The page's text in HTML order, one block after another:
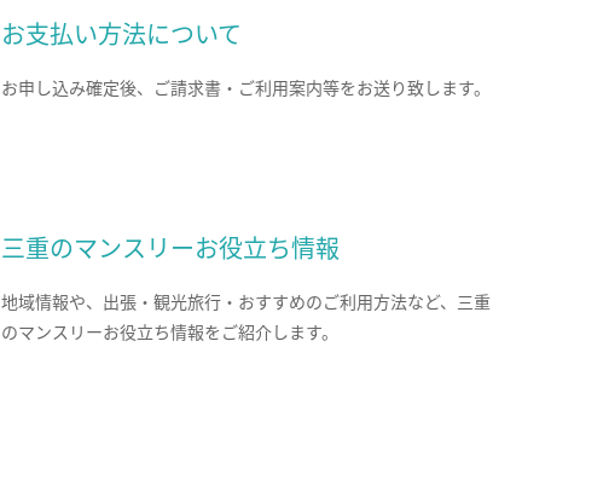
お支払い方法について
お申し込み確定後、ご請求書・ご利用案内等をお送り致します。
三重のマンスリーお役立ち情報
地域情報や、出張・観光旅行・おすすめのご利用方法など、三重
のマンスリーお役立ち情報をご紹介します。